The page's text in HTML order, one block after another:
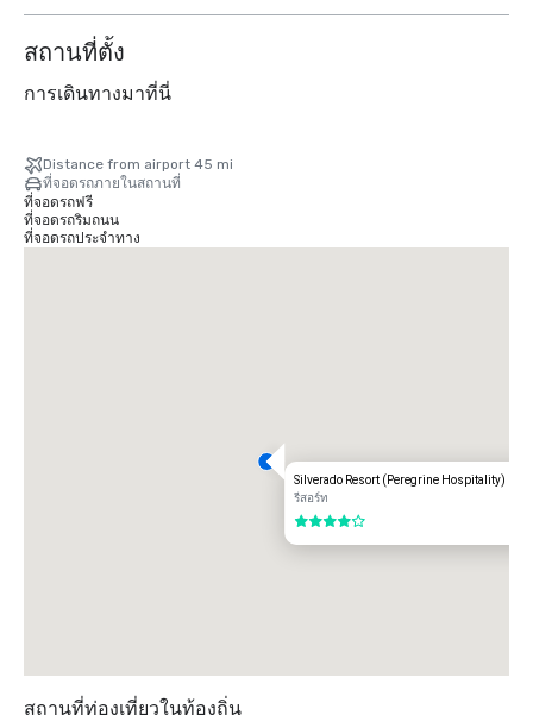
สถานที่ตั้ง
การเดินทางมาที่นี่
Distance from airport 45 mi
ที่จอดรถภายในสถานที่
ที่จอดรถฟรี
ที่จอดรถริมถนน
ที่จอดรถประจำทาง
Silverado Resort (Peregrine Hospitality)
รีสอร์ท
4 จาก 5
สถานที่ท่องเที่ยวในท้องถิ่น